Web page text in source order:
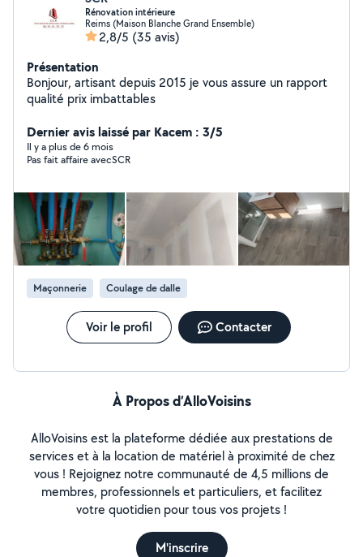
Rénovation intérieure
Reims (Maison Blanche Grand Ensemble)
2,8/5 (35 avis)
Présentation
Bonjour, artisant depuis 2015 je vous assure un rapport
qualité prix imbattables
Dernier avis laissé par Kacem : 3/5
Il y a plus de 6 mois
Pas fait affaire avecSCR
Maçonnerie Coulage de dalle
Voir le profil Contacter
À Propos d’AlloVoisins
AlloVoisins est la plateforme dédiée aux prestations de
services et à la location de matériel à proximité de chez
vous ! Rejoignez notre communauté de 4,5 millions de
membres, professionnels et particuliers, et facilitez
votre quotidien pour tous vos projets !
M'inscrire